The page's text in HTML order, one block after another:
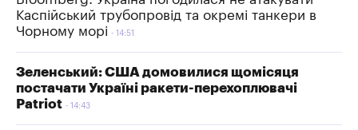
Каспійський трубопровід та окремі танкери в
Чорному морі
14:51
Зеленський: США домовилися щомісяця
постачати Україні ракети-перехоплювачі
Patriot
14:43